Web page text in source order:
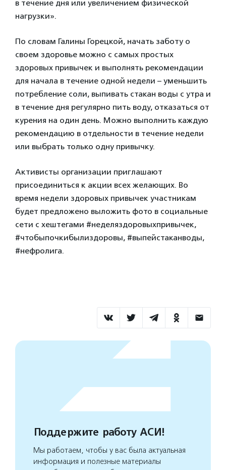
в течение дня или увеличением физической
нагрузки».
По словам Галины Горецкой, начать заботу о
своем здоровье можно с самых простых
здоровых привычек и выполнять рекомендации
для начала в течение одной недели – уменьшить
потребление соли, выпивать стакан воды с утра и
в течение дня регулярно пить воду, отказаться от
курения на один день. Можно выполнить каждую
рекомендацию в отдельности в течение недели
или выбрать только одну привычку.
Активисты организации приглашают
присоединиться к акции всех желающих. Во
время недели здоровых привычек участникам
будет предложено выложить фото в социальные
сети с хештегами #неделяздоровыхпривычек,
#чтобыпочкибылиздоровы, #выпейстаканводы,
#нефролига.
Поддержите работу АСИ!
Мы работаем, чтобы у вас была актуальная
информация и полезные материалы